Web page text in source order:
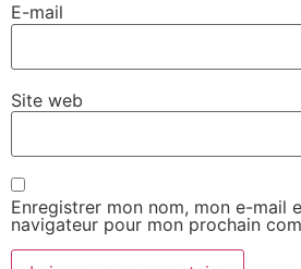
E-mail
Site web
Enregistrer mon nom, mon e-mail
navigateur pour mon prochain